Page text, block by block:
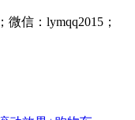
信：lymqq2015；